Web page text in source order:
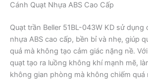
Cánh Quạt Nhựa ABS Cao Cấp
Quạt trần Beller 51BL-043W KD sử dụng
nhựa ABS cao cấp, bền bỉ và nhẹ, giúp
quả mà không tạo cảm giác nặng nề.
quạt tạo ra luồng không khí mạnh mẽ,
không gian phòng mà không chiếm quá